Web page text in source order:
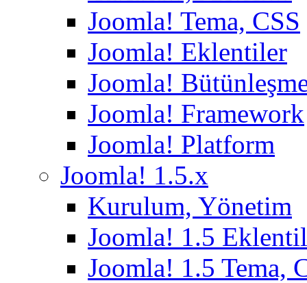
Joomla! Tema, CSS
Joomla! Eklentiler
Joomla!
Joomla! Framework
Joomla! Platform
Joomla! 1.5.x
Kurulum, Yönetim
Joomla! 1.5
Joomla! 1.5 Tema,